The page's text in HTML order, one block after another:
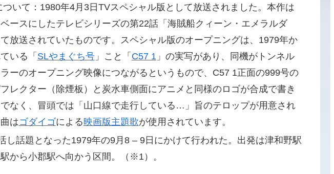
ついて：1980年4月3日TVスペシャル版として放送されました。本作は
ースにしたテレビシリーズの第22話「海賊船クィーン・エメラルダ
放送されていたものです。スペシャル版のオープニングは、1979年か
いる「 SLやまぐち号」こと「 C57 1」の実写があり、同機がトンネル
ーのオープニング映像につながるというもので、C57 1正面の999号の
レクター（除煙板）と炭水車側面にアニメと同様のロゴが合成で書き
なく、冒頭では「山口線で走行している…」旨のテロップが用意され
はゴダイゴによる映画版主題歌が使用されています。
し話題となった1979年の9月8 – 9日にかけて行われた。出発は津和野駅
から小郡駅へ向かう区間。（※1）。